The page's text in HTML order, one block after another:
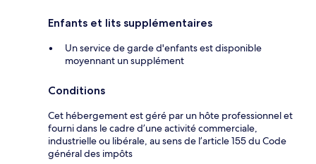
Enfants et lits supplémentaires
Un service de garde d'enfants est disponible
moyennant un supplément
Conditions
Cet hébergement est géré par un hôte professionnel et
fourni dans le cadre d’une activité commerciale,
industrielle ou libérale, au sens de l’article 155 du Code
général des impôts